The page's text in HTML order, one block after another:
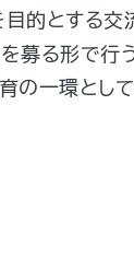
的とする交
募る形で
の一環と